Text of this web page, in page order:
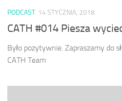
PODCAST 14 STYCZNIA, 2018
CATH #014 Piesza
Było pozytywnie. Zapraszamy do
CATH Team